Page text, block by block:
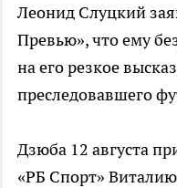
Леонид Слуцкий
Превью», что ему
на его резкое
преследовавшего
Дзюба 12 августа
«РБ Спорт»